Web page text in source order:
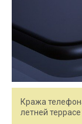
Кража
летней